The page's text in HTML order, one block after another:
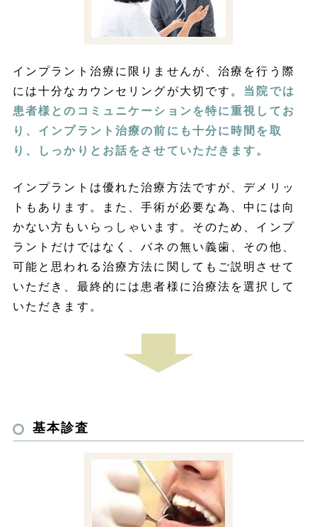
インプラント治療に限りませんが、治療を行う際
には十分なカウンセリングが大切です。 当院では
患者様とのコミュニケーションを特に重視してお
り、インプラント治療の前にも十分に時間を取
り、しっかりとお話をさせていただきます。
インプラントは優れた治療方法ですが、デメリッ
トもあります。また、手術が必要な為、中には向
かない方もいらっしゃいます。そのため、インプ
ラントだけではなく、バネの無い義歯、その他、
可能と思われる治療方法に関してもご説明させて
いただき、最終的には患者様に治療法を選択して
いただきます。
基本診査